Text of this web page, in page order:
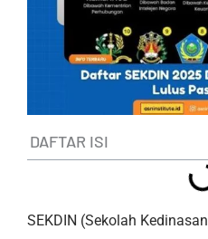
DAFTAR ISI
SEKDIN (Sekolah